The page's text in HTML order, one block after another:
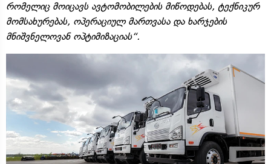
რომელიც მოიცავს ავტომობილების მიწოდებას, ტექნიკურ
მომსახურებას, ოპერაციულ მართვასა და ხარჯების
მნიშვნელოვან ოპტიმიზაციას“.